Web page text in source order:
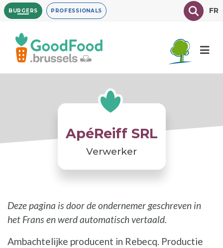
Overslaan
en
inhoud
gaan
BURGERS PROFESSIONALS TexteFR
ApéReiff SRL
Verwerker
Deze pagina is door de ondernemer geschreven in
het Frans en werd automatisch vertaald.
Ambachtelijke producent in Rebecq. Productie